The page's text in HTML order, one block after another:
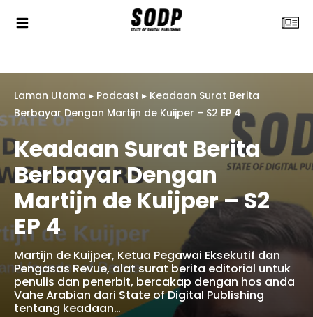
Laman Utama ▸ Podcast ▸ Keadaan Surat Berita
Berbayar Dengan Martijn de Kuijper – S2 EP 4
Keadaan Surat Berita
Berbayar Dengan
Martijn de Kuijper – S2
EP 4
Martijn de Kuijper, Ketua Pegawai Eksekutif dan
Pengasas Revue, alat surat berita editorial untuk
penulis dan penerbit, bercakap dengan hos anda
Vahe Arabian dari State of Digital Publishing
tentang keadaan…